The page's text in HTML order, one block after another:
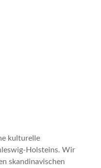
kulturelle
Holsteins. Wir
skandinavischen